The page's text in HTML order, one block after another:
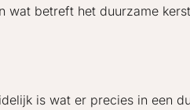
betreft het duurzame
is wat er precies in een